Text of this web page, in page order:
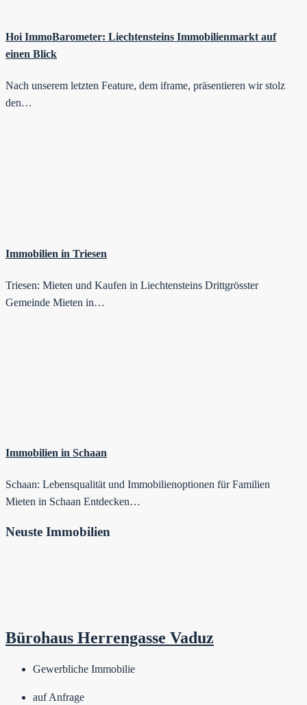
Hoi ImmoBarometer: Liechtensteins Immobilienmarkt auf
einen Blick
Nach unserem letzten Feature, dem iframe, präsentieren wir stolz
den…
Immobilien in Triesen
Triesen: Mieten und Kaufen in Liechtensteins Drittgrösster
Gemeinde Mieten in…
Immobilien in Schaan
Schaan: Lebensqualität und Immobilienoptionen für Familien
Mieten in Schaan Entdecken…
Neuste Immobilien
Bürohaus Herrengasse Vaduz
Gewerbliche Immobilie
auf Anfrage